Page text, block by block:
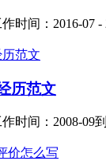
时间：2016-07
历范文
时间：2008-09